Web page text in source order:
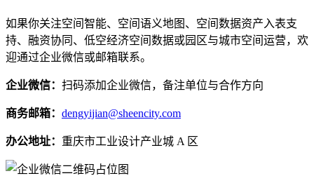
如果你关注空间智能、空间语义地图、空间数据资产入表支
持、融资协同、低空经济空间数据或园区与城市空间运营，欢
迎通过企业微信或邮箱联系。
企业微信： 扫码添加企业微信，备注单位与合作方向
商务邮箱： dengyijian@sheencity.com
办公地址： 重庆市工业设计产业城 A 区